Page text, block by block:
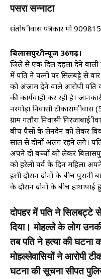
पसरा सन्नाटा
संतोष श्रीवास पत्रकार मो
बिलासपुर/श्रीन्यूज 36गढ़।
जिले से एक दिल दहला देने वाली
में पति ने पत्नी पर सिलबट्टे से
को अंजाम देने वाले आरोपी
की कार्यवाही कर रही है।
नरगोड़ा निवासी टीकाराम
ग्राम गतौरा निवासी गिरजाबाई
बीच पैसों के लेनदेन को लेकर
साल से दोनों अलग रहने लगे। पति
अपने दो बच्चों को लेकर
को हरेली पर्व के दिन महिला
इसी दौरान दोनों के बीच पुरानी
के दौरान दोनों के बीच हाथापाई
दोपहर में पति ने सिलबट्टे
दिया। मोहल्ले के लोग
तब पति ने हत्या की घटना
मोहल्लेवासियों ने आरोपी
घटना की सूचना सीपत